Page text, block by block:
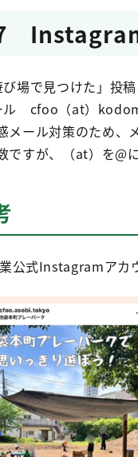
Instagram
び場で見つけた」投
ル cfoo（at）
メール対策のため、
ですが、（at）を@
公式Instagramアカ